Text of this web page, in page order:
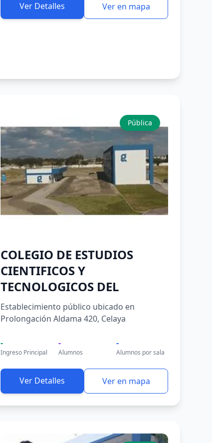
Ver Detalles Ver en mapa
Pública
COLEGIO DE ESTUDIOS
CIENTIFICOS Y
TECNOLOGICOS DEL
Establecimiento público ubicado en
Prolongación Aldama 420, Celaya
-
Ingreso Principal
-
Alumnos
-
Alumnos por sala
Ver Detalles Ver en mapa